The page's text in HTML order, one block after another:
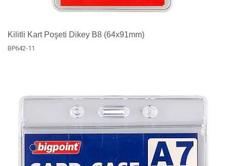
Kilitli Kart Poşeti Dikey B8 (64x91mm)
BP642-11